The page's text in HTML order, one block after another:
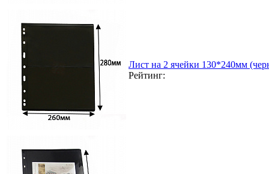
Лист на 2 ячейки 130*240мм
Рейтинг: